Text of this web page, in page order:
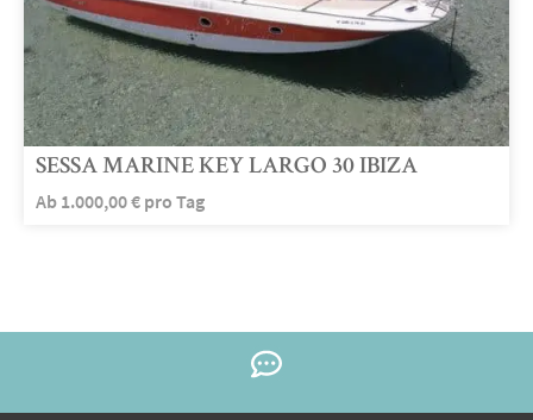
SESSA MARINE KEY LARGO 30 IBIZA
Ab 1.000,00€ pro Tag